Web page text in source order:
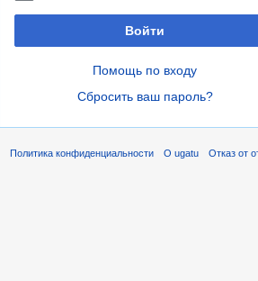
Войти
Помощь по входу
Сбросить ваш пароль?
Политика конфиденциальности О ugatu Отказ от